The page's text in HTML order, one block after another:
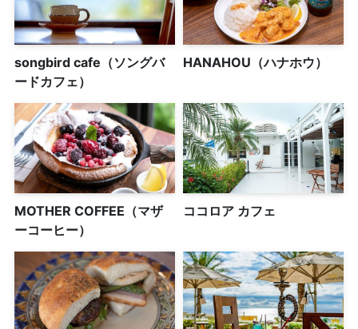
songbird cafe（ソングバ
ードカフェ）
HANAHOU（ハナホウ）
MOTHER COFFEE（マザ
ーコーヒー）
ココロア カフェ